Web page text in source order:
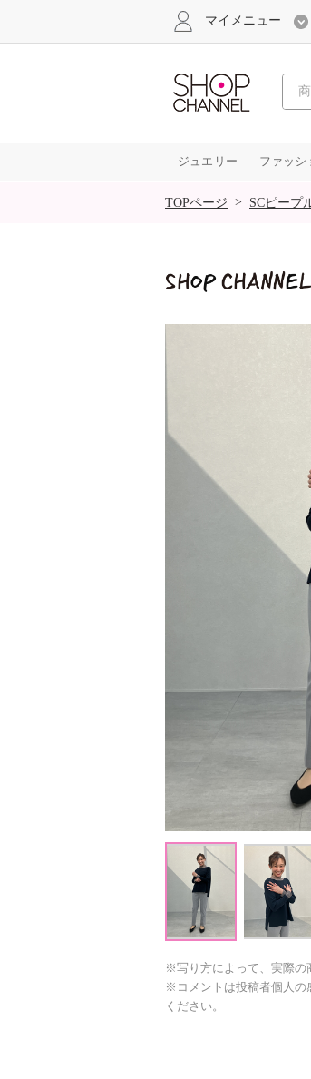
マイメニュー
ジュエリー ファッシ
SALE
TOPページ > SCピープ
※写り方によって、実際の
※コメントは投稿者個人の
ください。